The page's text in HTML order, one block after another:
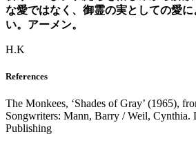
な愛ではなく、御霊の実としての愛
い。アーメン。
H.K
References
The Monkees, ‘Shades of Gray’ (1965),
Songwriters: Mann, Barry / Weil,
Publishing